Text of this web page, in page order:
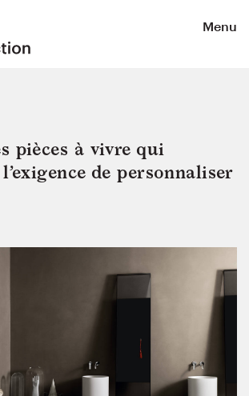
Menu
pièces à vivre qui
de personnaliser